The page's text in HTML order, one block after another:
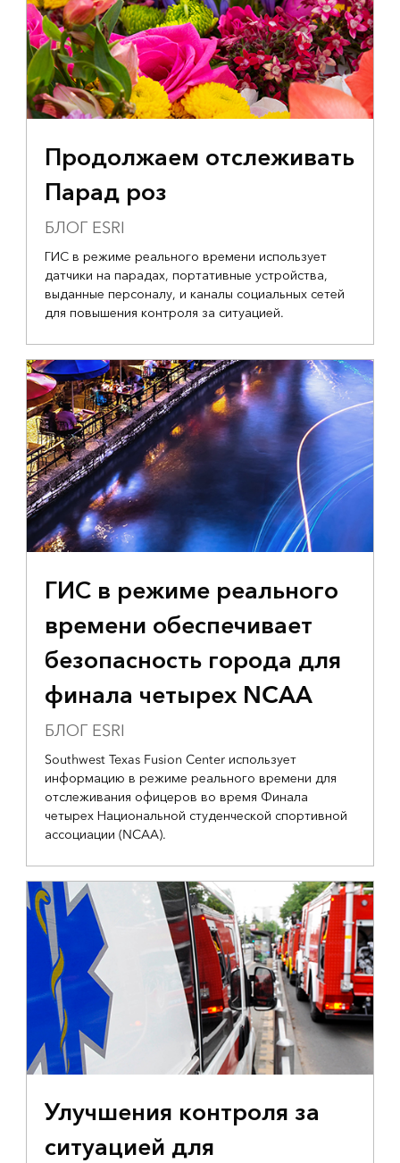
Продолжаем отслеживать
Парад роз
БЛОГ ESRI
ГИС в режиме реального времени использует
датчики на парадах, портативные устройства,
выданные персоналу, и каналы социальных сетей
для повышения контроля за ситуацией.
ГИС в режиме реального
времени обеспечивает
безопасность города для
финала четырех NCAA
БЛОГ ESRI
Southwest Texas Fusion Center использует
информацию в режиме реального времени для
отслеживания офицеров во время Финала
четырех Национальной студенческой спортивной
ассоциации (NCAA).
Улучшения контроля за
ситуацией для